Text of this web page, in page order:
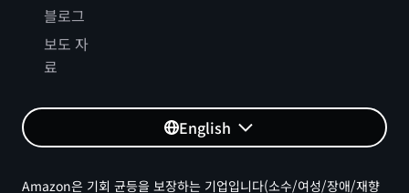
블로그
보도 자
료
English
Amazon은 기회 균등을 보장하는 기업입니다(소수/여성/장애/재향